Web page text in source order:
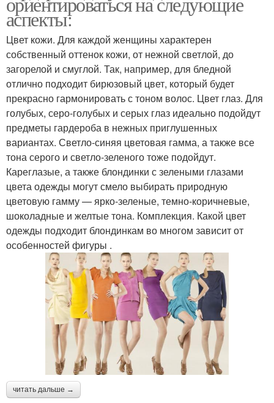
аспекты:
Цвет кожи. Для каждой женщины характерен
собственный оттенок кожи, от нежной светлой, до
загорелой и смуглой. Так, например, для бледной
отлично подходит бирюзовый цвет, который будет
прекрасно гармонировать с тоном волос. Цвет глаз. Для
голубых, серо-голубых и серых глаз идеально подойдут
предметы гардероба в нежных приглушенных
вариантах. Светло-синяя цветовая гамма, а также все
тона серого и светло-зеленого тоже подойдут.
Кареглазые, а также блондинки с зелеными глазами
цвета одежды могут смело выбирать природную
цветовую гамму — ярко-зеленые, темно-коричневые,
шоколадные и желтые тона. Комплекция. Какой цвет
одежды подходит блондинкам во многом зависит от
особенностей фигуры .
читать дальше →